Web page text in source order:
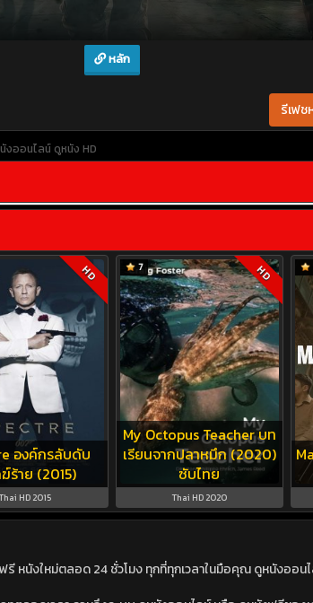
หลัก
รีเฟช
งออนไลน์ ดูหนัง HD
องค์กรลับดับ
ร้าย (2015)
HD
HD 2015
My Octopus Teacher บท
เรียนจากปลาหมึก (2020)
ซับไทย
7 HD
Thai HD 2020
นังใหม่ตลอด 24 ชั่วโมง ทุกที่ทุกเวลาในมือคุณ ดูหนังออน